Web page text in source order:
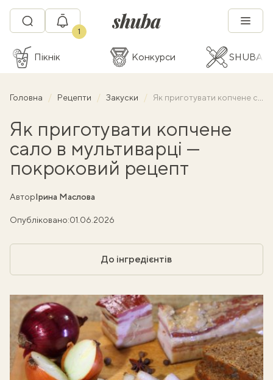
1
Пікнік Конкурси SHUBA
Головна Рецепти Закуски Як приготувати копчене сало в мультиварці — покроковий рецепт
Як приготувати копчене
сало в мультиварці —
покроковий рецепт
АвторІрина Маслова
Опубліковано:01.06.2026
До інгредієнтів